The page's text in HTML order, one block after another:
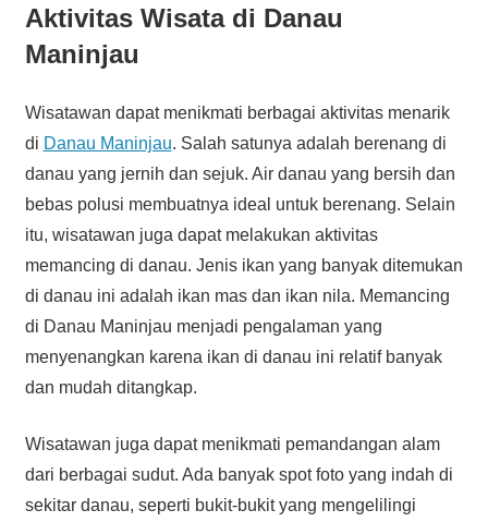
Aktivitas Wisata di Danau
Maninjau
Wisatawan dapat menikmati berbagai aktivitas menarik
di Danau Maninjau. Salah satunya adalah berenang di
danau yang jernih dan sejuk. Air danau yang bersih dan
bebas polusi membuatnya ideal untuk berenang. Selain
itu, wisatawan juga dapat melakukan aktivitas
memancing di danau. Jenis ikan yang banyak ditemukan
di danau ini adalah ikan mas dan ikan nila. Memancing
di Danau Maninjau menjadi pengalaman yang
menyenangkan karena ikan di danau ini relatif banyak
dan mudah ditangkap.
Wisatawan juga dapat menikmati pemandangan alam
dari berbagai sudut. Ada banyak spot foto yang indah di
sekitar danau, seperti bukit-bukit yang mengelilingi